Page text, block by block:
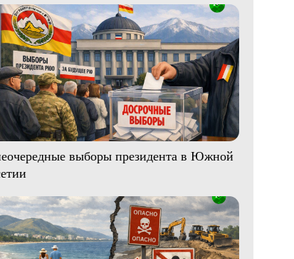
выборы президента в Южной